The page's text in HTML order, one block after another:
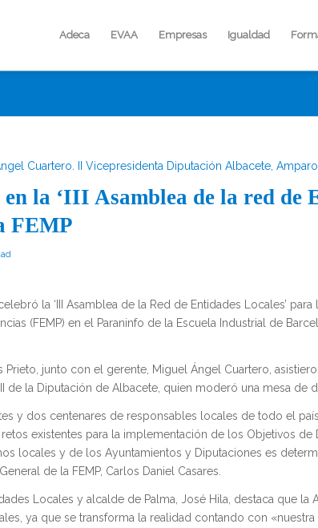
Adeca EVAA Empresas Igualdad
la ‘III Asamblea de la red de
FEMP
la ‘III Asamblea de la Red de Entidades Locales’
(FEMP) en el Paraninfo de la Escuela Industrial de
Prieto, junto con el gerente, Miguel Ángel Cuartero,
de la Diputación de Albacete, quien moderó una mesa de
y dos centenares de responsables locales de todo el
existentes para la implementación de los Objetivos de
locales y de los Ayuntamientos y Diputaciones es
de la FEMP, Carlos Daniel Casares.
Locales y alcalde de Palma, José Hila, destaca que la
ya que se transforma la realidad contando con